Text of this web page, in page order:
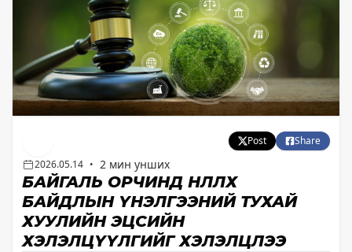
Post
Share
2026.05.14 • 2 мин унших
БАЙГАЛЬ ОРЧИНД НӨЛӨӨЛӨХ
БАЙДЛЫН ҮНЭЛГЭЭНИЙ ТУХАЙ
ХУУЛИЙН ЭЦСИЙН
ХЭЛЭЛЦҮҮЛГИЙГ ХЭЛЭЛЦЛЭЭ